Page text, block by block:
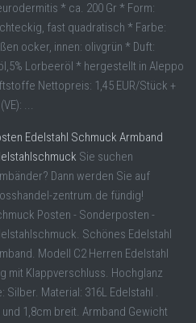
* ca. 200 Gr * Form:
fast quadratisch * Farbe:
ocker, innen: olivgrün * Duft:
Lorbeeröl * hergestellt in Aleppo
Nettopreis: 1,45 EUR/Stück +
...
Edelstahl Schmuck Armband
Sie suchen
Dann werden Sie auf
zentrum.de fündig!
Posten - Sonderposten -
Schönes Edelstahl
Modell C2 Herren Edelstahl
mit Klappverschluss. Hochglanz
Material: 316L Edelstahl .
1,8cm breit. Armband Gewicht